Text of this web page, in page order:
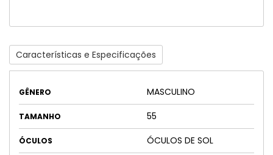
Características e Especificações
GÊNERO MASCULINO
TAMANHO 55
ÓCULOS ÓCULOS DE SOL